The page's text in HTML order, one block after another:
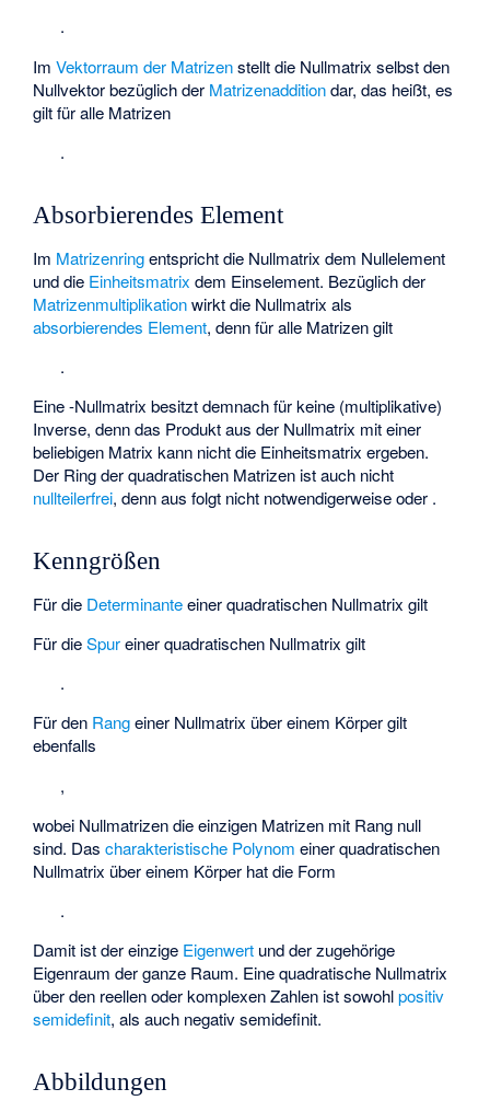
.
ImVektorraum der Matrizenstellt die Nullmatrix selbst den
Nullvektor bezüglich der Matrizenadditiondar, das heißt, es
gilt für alle Matrizen
.
Absorbierendes Element
Im Matrizenringentspricht die Nullmatrix dem Nullelement
und die Einheitsmatrix dem Einselement. Bezüglich der
Matrizenmultiplikationwirkt die Nullmatrix als
absorbierendes Element, denn für alle Matrizengilt
.
Eine-Nullmatrix besitzt demnach fürkeine (multiplikative)
Inverse, denn das Produkt aus der Nullmatrix mit einer
beliebigen Matrix kann nicht die Einheitsmatrix ergeben.
Der Ring der quadratischen Matrizen ist auch nicht
nullteilerfrei, denn ausfolgt nicht notwendigerweiseoder .
Kenngrößen
Für die Determinanteeiner quadratischen Nullmatrix gilt
Für dieSpureiner quadratischen Nullmatrix gilt
.
Für den Rangeiner Nullmatrix über einem Körper gilt
ebenfalls
,
wobei Nullmatrizen die einzigen Matrizen mit Rang null
sind. Dascharakteristische Polynom einer quadratischen
Nullmatrix über einem Körper hat die Form
.
Damit ist der einzige Eigenwert und der zugehörige
Eigenraum der ganze Raum. Eine quadratische Nullmatrix
über den reellen oder komplexen Zahlen ist sowohlpositiv
semidefinit, als auch negativ semidefinit.
Abbildungen